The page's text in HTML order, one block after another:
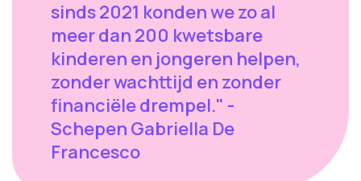
sinds 2021 konden we zo al
meer dan 200 kwetsbare
kinderen en jongeren helpen,
zonder wachttijd en zonder
financiële drempel." -
Schepen Gabriella De
Francesco